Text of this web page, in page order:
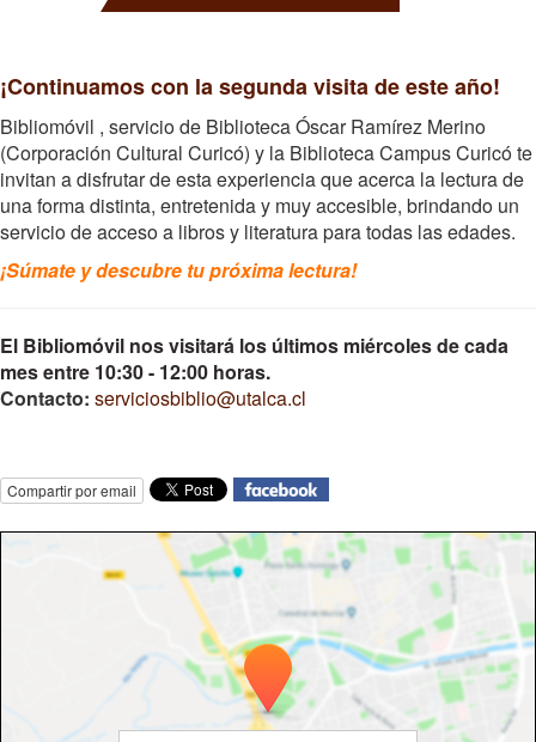
¡Continuamos con la segunda visita de este año!
Bibliomóvil , servicio de Biblioteca Óscar Ramírez Merino
(Corporación Cultural Curicó) y la Biblioteca Campus Curicó te
invitan a disfrutar de esta experiencia que acerca la lectura de
una forma distinta, entretenida y muy accesible, brindando un
servicio de acceso a libros y literatura para todas las edades.
¡Súmate y descubre tu próxima lectura!
El Bibliomóvil nos visitará los últimos miércoles de cada
mes entre 10:30 - 12:00 horas.
Contacto: serviciosbiblio@utalca.cl
Compartir por email